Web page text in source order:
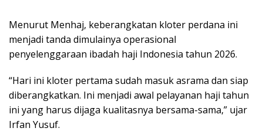
Menurut Menhaj, keberangkatan kloter perdana ini
menjadi tanda dimulainya operasional
penyelenggaraan ibadah haji Indonesia tahun 2026.
“Hari ini kloter pertama sudah masuk asrama dan siap
diberangkatkan. Ini menjadi awal pelayanan haji tahun
ini yang harus dijaga kualitasnya bersama-sama,” ujar
Irfan Yusuf.